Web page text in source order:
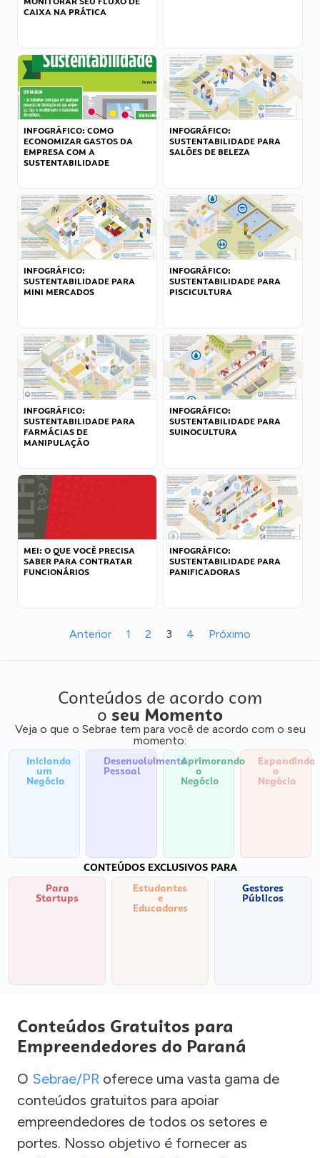
CAIXA NA PRÁTICA
INFOGRÁFICO: COMO
ECONOMIZAR GASTOS DA
EMPRESA COM A
SUSTENTABILIDADE
INFOGRÁFICO:
SUSTENTABILIDADE PARA
SALÕES DE BELEZA
INFOGRÁFICO:
SUSTENTABILIDADE PARA
MINI MERCADOS
INFOGRÁFICO:
SUSTENTABILIDADE PARA
PISCICULTURA
INFOGRÁFICO:
SUSTENTABILIDADE PARA
FARMÁCIAS DE
MANIPULAÇÃO
INFOGRÁFICO:
SUSTENTABILIDADE PARA
SUINOCULTURA
MEI: O QUE VOCÊ PRECISA
SABER PARA CONTRATAR
FUNCIONÁRIOS
INFOGRÁFICO:
SUSTENTABILIDADE PARA
PANIFICADORAS
Anterior 1 2 3 4 Próximo
Conteúdos de acordo com
o seu Momento
Veja o que o Sebrae tem para você de acordo com o seu
momento:
Iniciando
um
Negócio
Desenvolvimento
Pessoal
Aprimorando
o
Negócio
Expandindo
o
Negócio
CONTEÚDOS EXCLUSIVOS PARA
Para
Startups
Estudantes
e
Educadores
Gestores
Públicos
Conteúdos Gratuitos para
Empreendedores do Paraná
O Sebrae/PR oferece uma vasta gama de
conteúdos gratuitos para apoiar
empreendedores de todos os setores e
portes. Nosso objetivo é fornecer as